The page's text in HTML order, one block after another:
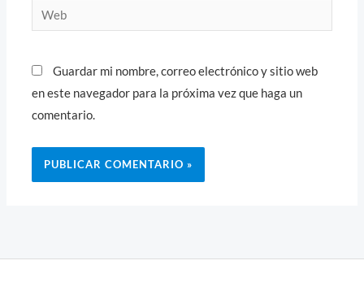
Web
Guardar mi nombre, correo electrónico y sitio web
en este navegador para la próxima vez que haga un
comentario.